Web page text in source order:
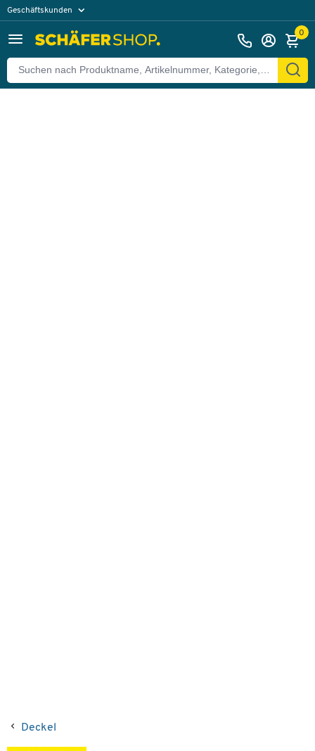
Geschäftskunden
0
Deckel
Zurück